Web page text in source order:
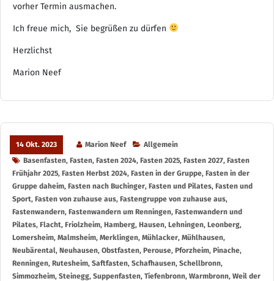
vorher Termin ausmachen.
Ich freue mich, Sie begrüßen zu dürfen
Herzlichst
Marion Neef
14 Okt. 2023 Marion Neef
Allgemein
Basenfasten, Fasten, Fasten 2024, Fasten 2025, Fasten 2027, Fasten
Frühjahr 2025, Fasten Herbst 2024, Fasten in der Gruppe, Fasten in der
Gruppe daheim, Fasten nach Buchinger, Fasten und Pilates, Fasten und
Sport, Fasten von zuhause aus, Fastengruppe von zuhause aus,
Fastenwandern, Fastenwandern um Renningen, Fastenwandern und
Pilates, Flacht, Friolzheim, Hamberg, Hausen, Lehningen, Leonberg,
Lomersheim, Malmsheim, Merklingen, Mühlacker, Mühlhausen,
Neubärental, Neuhausen, Obstfasten, Perouse, Pforzheim, Pinache,
Renningen, Rutesheim, Saftfasten, Schafhausen, Schellbronn,
Simmozheim, Steinegg, Suppenfasten, Tiefenbronn, Warmbronn, Weil der